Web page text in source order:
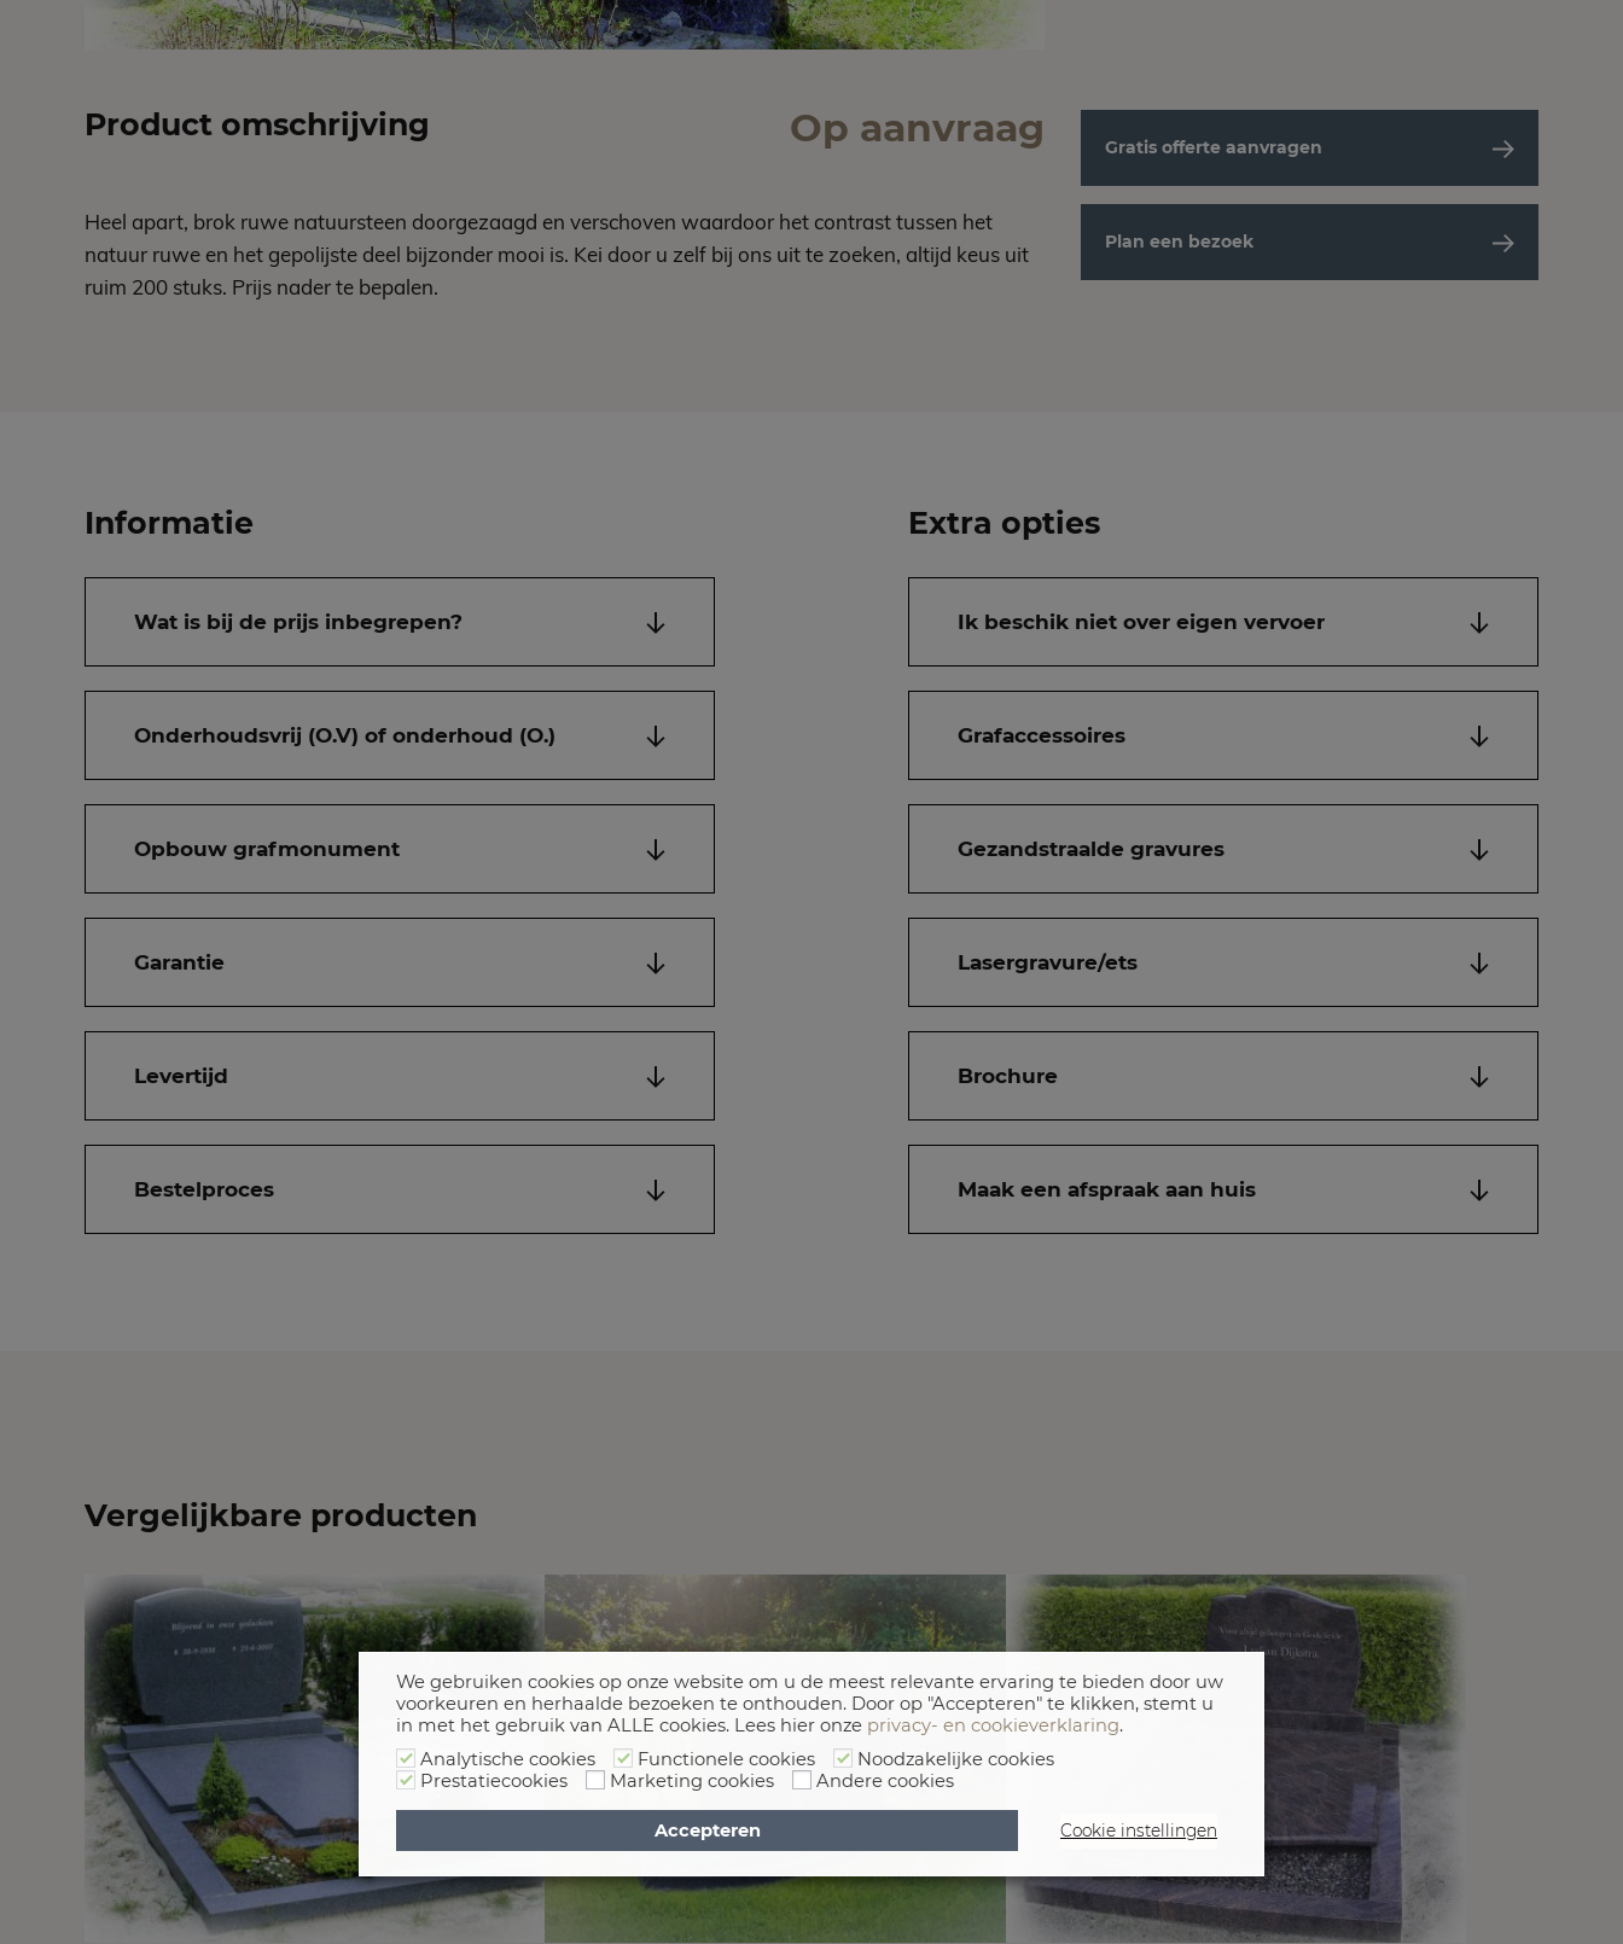
Product omschrijving Op aanvraag
Heel apart, brok ruwe natuursteen doorgezaagd en verschoven waardoor het contrast tussen het
natuur ruwe en het gepolijste deel bijzonder mooi is. Kei door u zelf bij ons uit te zoeken, altijd keus uit
ruim 200 stuks. Prijs nader te bepalen.
Gratis offerte aanvragen
Plan een bezoek
Informatie
Wat is bij de prijs inbegrepen?
Onderhoudsvrij (O.V) of onderhoud (O.)
Opbouw grafmonument
Garantie
Levertijd
Bestelproces
Extra opties
Ik beschik niet over eigen vervoer
Grafaccessoires
Gezandstraalde gravures
Lasergravure/ets
Brochure
Maak een afspraak aan huis
Vergelijkbare producten
We gebruiken cookies op onze website om u de meest relevante ervaring te bieden door uw
voorkeuren en herhaalde bezoeken te onthouden. Door op "Accepteren" te klikken, stemt u
in met het gebruik van ALLE cookies. Lees hier onze privacy- en cookieverklaring.
Analytische cookies
Functionele cookies
Noodzakelijke cookies
Prestatiecookies
Marketing cookies Andere cookies
Cookie instellingen
Accepteren